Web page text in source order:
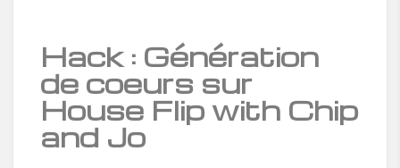
Hack : Génération
de coeurs sur
House Flip with Chip
and Jo